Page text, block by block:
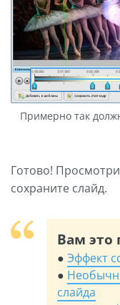
Примерно так
Готово!
сохраните слайд.
Вам это
● Эффект
●
слайда